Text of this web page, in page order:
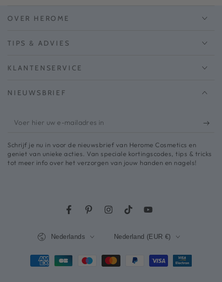
OVER HEROME
TIPS & ADVIES
KLANTENSERVICE
NIEUWSBRIEF
Voer
uw
e-
Schrijf je nu in voor de nieuwsbrief van Herome Cosmetics en
geniet van unieke acties. Van speciale kortingscodes, tips & tricks
tot meer info over het verzorgen van jouw handen en nagels!
FacebookPinterestInstagramTikTokYouTube
Nederlands Nederland (EUR €)
Betaalmethodes